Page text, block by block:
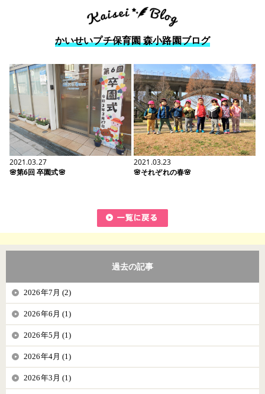
かいせいプチ保育園 森小路園ブログ
2021.03.27
🌸第6回 卒園式🌸
2021.03.23
🌸それぞれの春🌸
過去の記事
2026年7月 (2)
2026年6月 (1)
2026年5月 (1)
2026年4月 (1)
2026年3月 (1)